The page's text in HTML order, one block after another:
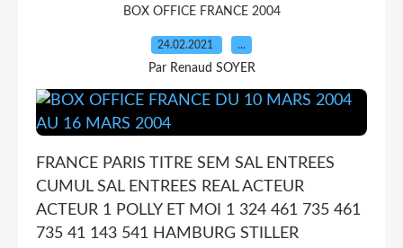
BOX OFFICE FRANCE 2004
24.02.2021 …
Par Renaud SOYER
FRANCE PARIS TITRE SEM SAL ENTREES
CUMUL SAL ENTREES REAL ACTEUR
ACTEUR 1 POLLY ET MOI 1 324 461 735 461
735 41 143 541 HAMBURG STILLER